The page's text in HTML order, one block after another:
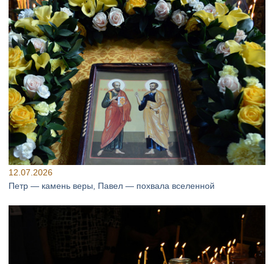
12.07.2026
Петр — камень веры, Павел — похвала вселенной